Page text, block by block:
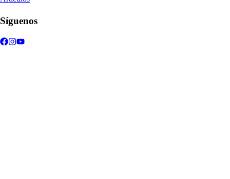
Síguenos